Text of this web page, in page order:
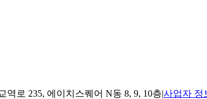
역로 235, 에이치스퀘어 N동 8, 9, 10층|사업자 정